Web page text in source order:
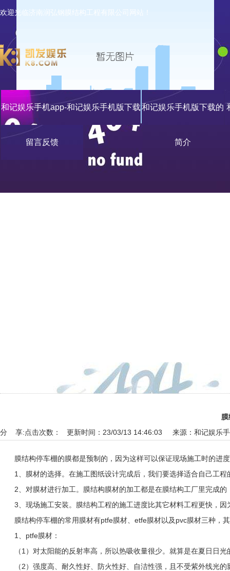
欢迎光临济南润弘钢膜结构工程有限公司网站！
和记娱乐手机app-和记娱乐手机版下载和记娱乐手机版下载的
简介
留言反馈
点击次数： 更新时间：23/03/13 14:46:03 来源： 和记娱乐
分 享:
膜结构停车棚的膜都是预制的，因为这样可以保证现场施工时的进
1、膜材的选择。在施工图纸设计完成后，我们要选择适合自己工程
2、对膜材进行加工。膜结构膜材的加工都是在膜结构工厂里完成的
3、现场施工安装。膜结构工程的施工进度比其它材料工程更快，因
膜结构停车棚的常用膜材有ptfe膜材、etfe膜材以及pvc膜材三种，
1、ptfe膜材：
（1）对太阳能的反射率高，所以热吸收量很少。就算是在夏日日光
（2）强度高、耐久性好、防火性好、自洁性强，且不受紫外线光的